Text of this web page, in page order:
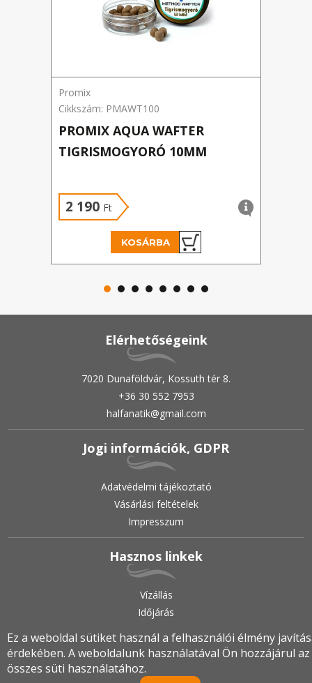
Promix
Cikkszám: PMAWT100
PROMIX AQUA WAFTER
TIGRISMOGYORÓ 10MM
2 190 Ft
KOSÁRBA
Elérhetőségeink
7020 Dunaföldvár, Kossuth tér 8.
+36 30 552 7953
halfanatik@gmail.com
Jogi információk, GDPR
Adatvédelmi tájékoztató
Vásárlási feltételek
Impresszum
Hasznos linkek
Vízállás
Időjárás
2019.•© halfanatik.hu•Minden jog fenntartva!
Ez a weboldal sütiket használ a felhasználói élmény
érdekében. A weboldalunk használatával Ön hozzájárul az
összes süti használatához.